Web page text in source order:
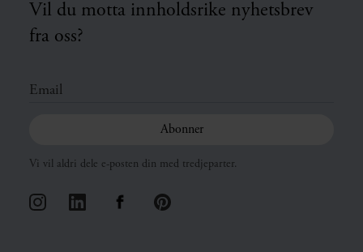
Vil du motta innholdsrike nyhetsbrev
fra oss?
Vi vil aldri dele e-posten din med tredjeparter.